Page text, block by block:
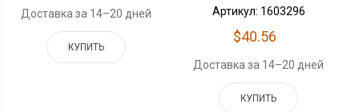
Доставка за 14–20 дней
КУПИТЬ
Артикул: 1603296
$40.56
Доставка за 14–20 дней
КУПИТЬ